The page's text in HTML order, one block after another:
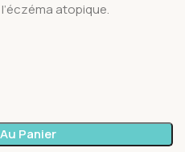
atopique.
Panier